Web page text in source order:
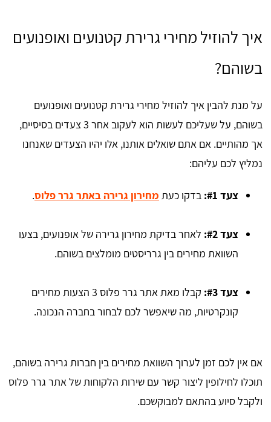
איך להוזיל מחירי גרירת קטנועים ואופנועים
בשוהם?
על מנת להבין איך להוזיל מחירי גרירת קטנועים ואופנועים
בשוהם, על שעליכם לעשות הוא לעקוב אחר 3 צעדים בסיסיים,
אך מהותיים. אם אתם שואלים אותנו, אלו יהיו הצעדים שאנחנו
נמליץ לכם עליהם:
צעד #1: בדקו כעת מחירון גרירה באתר גרר פלוס.
צעד #2:
לאחר בדיקת מחירון גרירה של אופנועים, בצעו
השוואת מחירים בין גרריסטים מומלצים בשוהם.
צעד #3:
קבלו מאת אתר גרר פלוס 3 הצעות מחירים
קונקרטיות, מה שיאפשר לכם לבחור בחברה הנכונה.
אם אין לכם זמן לערוך השוואת מחירים בין חברות גרירה בשוהם,
תוכלו לחילופין ליצור קשר עם שירות הלקוחות של אתר גרר פלוס
ולקבל סיוע בהתאם למבוקשכם.